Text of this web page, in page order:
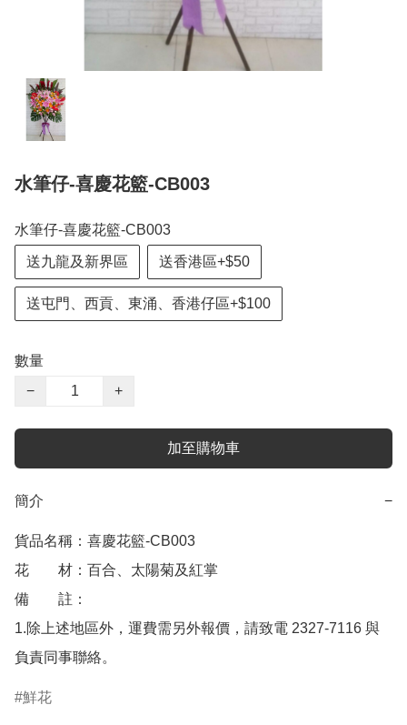
水筆仔-喜慶花籃-CB003
水筆仔-喜慶花籃-CB003
送九龍及新界區 送香港區+$50
送屯門、西貢、東涌、香港仔區+$100
數量
−
+
加至購物車
簡介 −
貨品名稱：喜慶花籃-CB003
花　　材：百合、太陽菊及紅掌
備　　註：
1.除上述地區外，運費需另外報價，請致電 2327-7116 與
鮮花